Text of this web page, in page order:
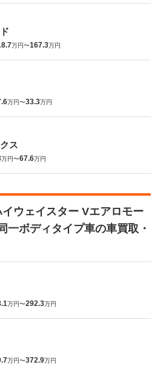
万円〜167.3万円
万円〜33.3万円
ス
万円〜67.6万円
ウェイスター Vエアロモー
一ボディタイプ車の車買取・
万円〜292.3万円
万円〜372.9万円